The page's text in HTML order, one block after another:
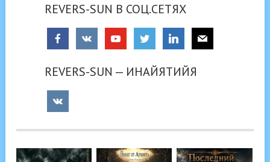
REVERS-SUN В СОЦ.СЕТЯХ
REVERS-SUN — ИНАЙЯТИЙЯ